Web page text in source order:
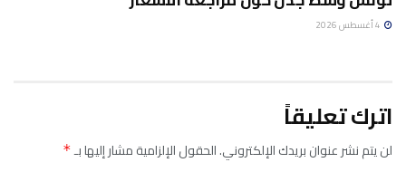
اترك تعليقاً
لن يتم نشر عنوان بريدك الإلكتروني.الحقول الإلزامية مشار إليها بـ*